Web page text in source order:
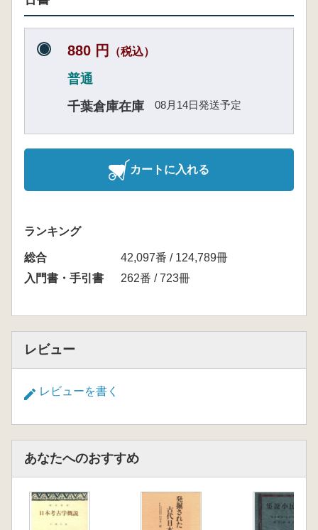
880 円 （税込）
普通
千葉倉庫在庫
08月14日発送予定
カートに入れる
ランキング
総合
42,097番 / 124,789冊
入門書・手引書
262番 / 723冊
レビュー
レビューを書く
あなたへのおすすめ